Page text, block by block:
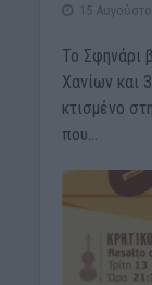
15
Το Σφηνάρι
Χανίων και
κτισμένο
που...